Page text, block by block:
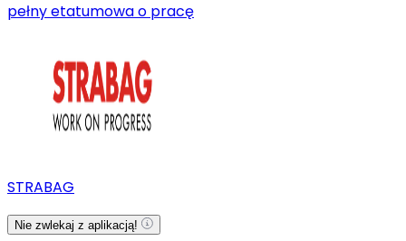
pełny etatumowa o pracę
STRABAG
Nie zwlekaj z aplikacją!